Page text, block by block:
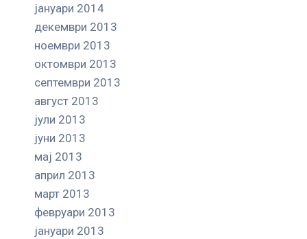
јануари 2014
декември 2013
ноември 2013
октомври 2013
септември 2013
август 2013
јули 2013
јуни 2013
мај 2013
април 2013
март 2013
февруари 2013
јануари 2013